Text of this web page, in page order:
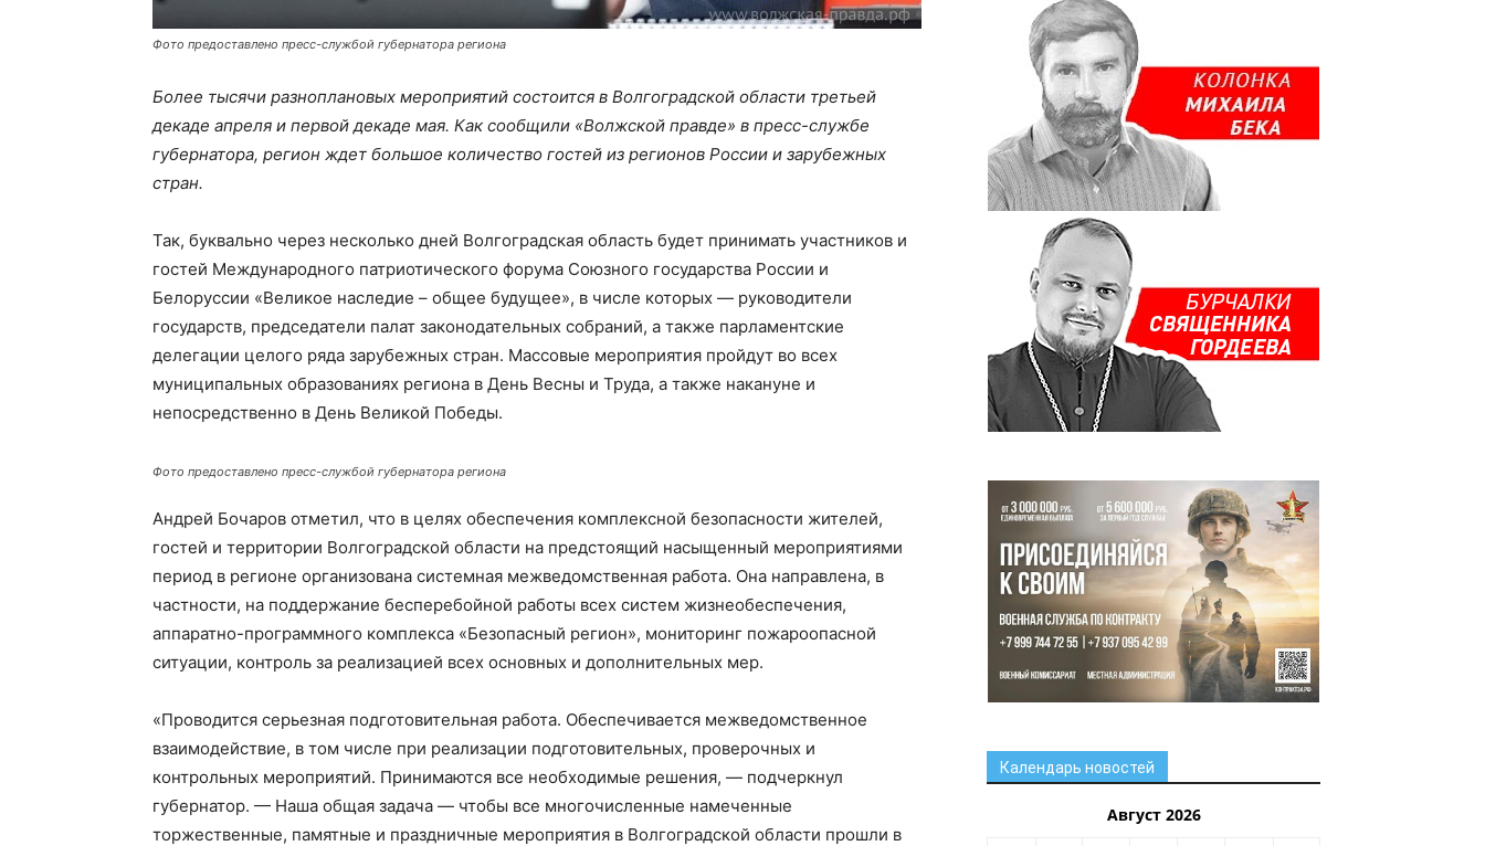
Фото предоставлено пресс-службой губернатора региона
Более тысячи разноплановых мероприятий состоится в Волгоградской области третьей
декаде апреля и первой декаде мая. Как сообщили «Волжской правде» в пресс-службе
губернатора, регион ждет большое количество гостей из регионов России и зарубежных
стран.
Так, буквально через несколько дней Волгоградская область будет принимать участников и
гостей Международного патриотического форума Союзного государства России и
Белоруссии «Великое наследие – общее будущее», в числе которых — руководители
государств, председатели палат законодательных собраний, а также парламентские
делегации целого ряда зарубежных стран. Массовые мероприятия пройдут во всех
муниципальных образованиях региона в День Весны и Труда, а также накануне и
непосредственно в День Великой Победы.
Фото предоставлено пресс-службой губернатора региона
Андрей Бочаров отметил, что в целях обеспечения комплексной безопасности жителей,
гостей и территории Волгоградской области на предстоящий насыщенный мероприятиями
период в регионе организована системная межведомственная работа. Она направлена, в
частности, на поддержание бесперебойной работы всех систем жизнеобеспечения,
аппаратно-программного комплекса «Безопасный регион», мониторинг пожароопасной
ситуации, контроль за реализацией всех основных и дополнительных мер.
«Проводится серьезная подготовительная работа. Обеспечивается межведомственное
взаимодействие, в том числе при реализации подготовительных, проверочных и
контрольных мероприятий. Принимаются все необходимые решения, — подчеркнул
губернатор. — Наша общая задача — чтобы все многочисленные намеченные
торжественные, памятные и праздничные мероприятия в Волгоградской области прошли в
Календарь новостей
Август 2026